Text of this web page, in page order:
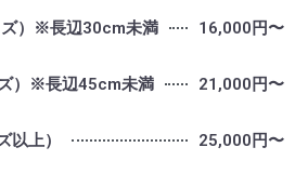
）※長辺30cm未満 16,000円〜
）※長辺45cm未満 21,000円〜
上） 25,000円〜